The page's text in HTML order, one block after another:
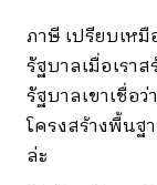
ภาษี เปรียบเห
รัฐบาลเมื่อเรา
รัฐบาลเขาเชื่อ
โครงสร้างพื้นฐ
ล่ะ